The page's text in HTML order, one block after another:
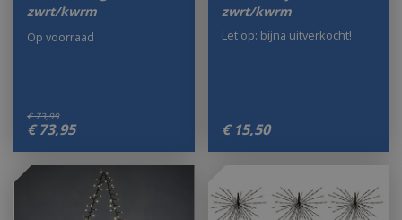
zwrt/kwrm
€ 73,99
€ 73,95
Op voorraad
zwrt/kwrm
€ 15,50
Let op: bijna uitverkocht!